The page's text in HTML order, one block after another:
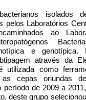
bacterianos isolados
pelos Laboratórios
ao
e genotípica.
através da
utilizada como
as cepas oriundas
período de 2009 a
deste grupo